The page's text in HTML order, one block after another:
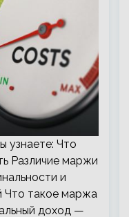
узнаете: Что
Различие маржи
и
Что такое маржа
доход —